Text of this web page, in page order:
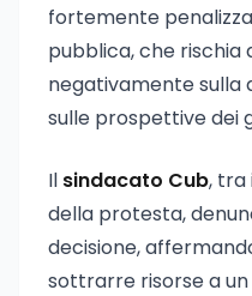
fortemente
pubblica, che rischia
negativamente sulla
sulle prospettive dei
Il sindacato Cub, tra
della protesta,
decisione,
sottrarre risorse a